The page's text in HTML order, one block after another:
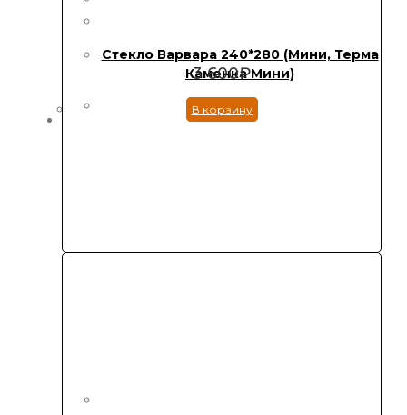
Стекло Варвара 240*280 (Мини, Терма
Каменка Мини)
3 600₽
В корзину